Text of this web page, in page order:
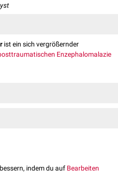
ist ein sich vergrößernder
Enzephalomalazie
meist Kinder unter 3 Jahren.
mehrere Phasen: Initial führt
der
eine normale
Frakturheilung
indem du auf Bearbeiten